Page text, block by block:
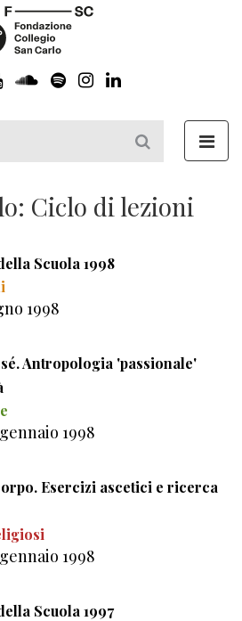
Ciclo di lezioni
Scuola 1998
1998
Antropologia 'passionale'
1998
Esercizi ascetici e ricerca
1998
Scuola 1997